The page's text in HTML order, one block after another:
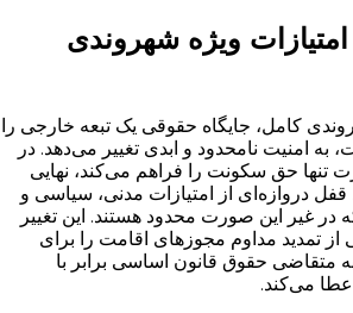
ویژه شهروندی
کامل، جایگاه حقوقی یک تبعه خارجی را
به امنیت نامحدود و ابدی تغییر می‌دهد. در
تنها حق سکونت را فراهم می‌کند، نهایی
قفل دروازه‌ای از امتیازات مدنی، سیاسی و
در غیر این صورت محدود هستند. این تغییر
تمدید مداوم مجوزهای اقامت را برای
متقاضی حقوق قانون اساسی برابر با
می‌کند.